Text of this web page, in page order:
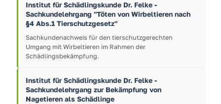
Institut für Schädlingskunde Dr. Felke -
Sachkundelehrgang "Töten von Wirbeltieren nach
§4 Abs.1 Tierschutzgesetz"
Sachkundenachweis für den tierschutzgerechten
Umgang mit Wirbeltieren im Rahmen der
Schädlingsbekämpfung.
Institut für Schädlingskunde Dr. Felke -
Sachkundelehrgang zur Bekämpfung von
Nagetieren als Schädlinge